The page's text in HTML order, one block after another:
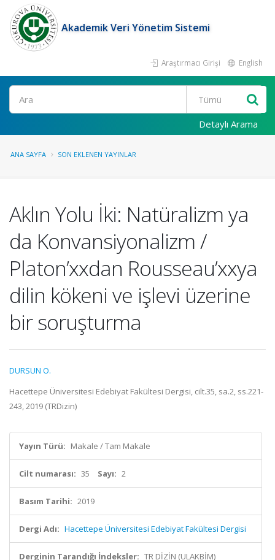
Akademik Veri Yönetim Sistemi
Araştırmacı Girişi English
Ara
Detaylı Arama
ANA SAYFA SON EKLENEN YAYINLAR
Aklın Yolu İki: Natüralizm ya
da Konvansiyonalizm /
Platon’xxdan Rousseau’xxya
dilin kökeni ve işlevi üzerine
bir soruşturma
DURSUN O.
Hacettepe Üniversitesi Edebiyat Fakültesi Dergisi, cilt.35, sa.2, ss.221-
243, 2019 (TRDizin)
Yayın Türü: Makale / Tam Makale
Cilt numarası: 35 Sayı: 2
Basım Tarihi: 2019
Dergi Adı: Hacettepe Üniversitesi Edebiyat Fakültesi Dergisi
Derginin Tarandığı İndeksler: TR DİZİN (ULAKBİM)